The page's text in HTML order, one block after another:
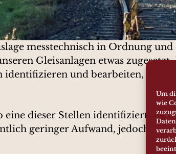
Um
wie
messtechnisch in Ordnung
Gleisanlagen etwas
und bearbeiten,
eine dieser Stellen identifiziert
geringer Aufwand, jedoch